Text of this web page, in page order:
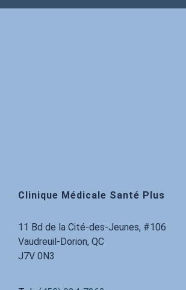
Clinique Médicale Santé Plus
11 Bd de la Cité-des-Jeunes, #106
Vaudreuil-Dorion, QC
J7V 0N3